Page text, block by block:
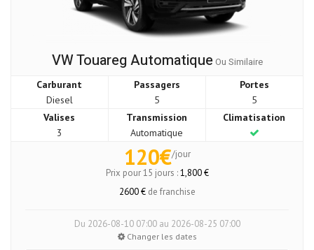
VW Touareg AutomatiqueOu Similaire
Carburant
Diesel
Passagers
5
Portes
5
Valises
3
Transmission
Automatique
Climatisation
120€/jour
Prix pour 15 jours :1,800 €
2600 € de franchise
Du 2026-08-10 07:00 au 2026-08-25 07:00
Changer les dates